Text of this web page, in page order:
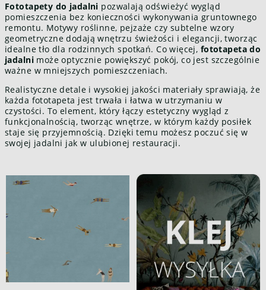
Fototapety do jadalni pozwalają odświeżyć wygląd
pomieszczenia bez konieczności wykonywania gruntownego
remontu. Motywy roślinne, pejzaże czy subtelne wzory
geometryczne dodają wnętrzu świeżości i elegancji, tworząc
idealne tło dla rodzinnych spotkań. Co więcej, fototapeta do
jadalnimoże optycznie powiększyć pokój, co jest szczególnie
ważne w mniejszych pomieszczeniach.
Realistyczne detale i wysokiej jakości materiały sprawiają, że
każda fototapeta jest trwała i łatwa w utrzymaniu w
czystości. To element, który łączy estetyczny wygląd z
funkcjonalnością, tworząc wnętrze, w którym każdy posiłek
staje się przyjemnością. Dzięki temu możesz poczuć się w
swojej jadalni jak w ulubionej restauracji.